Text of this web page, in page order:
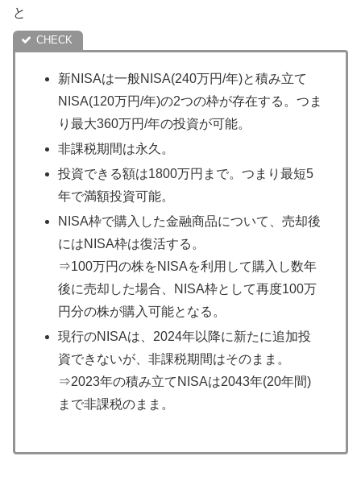
と
新NISAは一般NISA(240万円/年)と積み立て
NISA(120万円/年)の2つの枠が存在する。つま
り最大360万円/年の投資が可能。
非課税期間は永久。
投資できる額は1800万円まで。つまり最短5
年で満額投資可能。
NISA枠で購入した金融商品について、売却後
にはNISA枠は復活する。
⇒100万円の株をNISAを利用して購入し数年
後に売却した場合、NISA枠として再度100万
円分の株が購入可能となる。
現行のNISAは、2024年以降に新たに追加投
資できないが、非課税期間はそのまま。
⇒2023年の積み立てNISAは2043年(20年間)
まで非課税のまま。